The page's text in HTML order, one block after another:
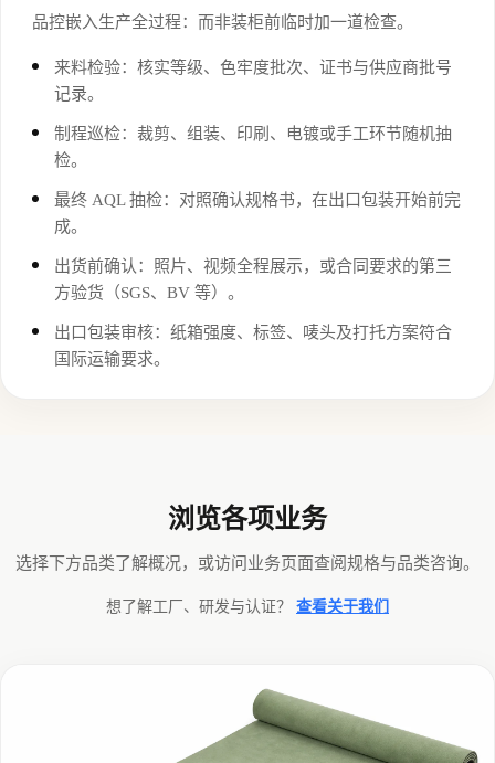
品控嵌入生产全过程：而非装柜前临时加一道检查。
来料检验：核实等级、色牢度批次、证书与供应商批号
记录。
制程巡检：裁剪、组装、印刷、电镀或手工环节随机抽
检。
最终 AQL 抽检：对照确认规格书，在出口包装开始前完
成。
出货前确认：照片、视频全程展示，或合同要求的第三
方验货（SGS、BV 等）。
出口包装审核：纸箱强度、标签、唛头及打托方案符合
国际运输要求。
浏览各项业务
选择下方品类了解概况，或访问业务页面查阅规格与品类咨询。
想了解工厂、研发与认证？ 查看关于我们